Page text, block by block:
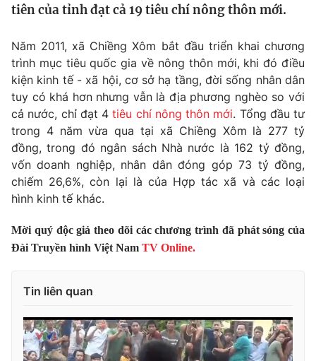
Tin tức
Thế giới đó đây
Câu chuyện quốc tế
Kinh tế
Tài chính
Thị trường
Góc doanh nghiệp
Dữ liệu và đời sống
Truyền hình
Phim VTV
Hậu trường
Nhân vật
Giải sao mai
Giải trí
Âm nhạc
Đời sống
Làm đẹp
Chất lượng cuộc sống
Tuyển sinh
Học trực tuyến
Hitech Công nghệ tương lai
Giao lưu trực tuyến
tiên của tỉnh đạt cả 19 tiêu chí nông thôn mới.
Năm 2011, xã Chiềng Xôm bắt đầu triển khai chương
trình mục tiêu quốc gia về nông thôn mới, khi đó điều
kiện kinh tế - xã hội, cơ sở hạ tầng, đời sống nhân dân
tuy có khá hơn nhưng vẫn là địa phương nghèo so với
cả nước, chỉ đạt 4tiêu chí nông thôn mới. Tổng đầu tư
trong 4 năm vừa qua tại xã Chiềng Xôm là 277 tỷ
đồng, trong đó ngân sách Nhà nước là 162 tỷ đồng,
vốn doanh nghiệp, nhân dân đóng góp 73 tỷ đồng,
chiếm 26,6%, còn lại là của Hợp tác xã và các loại
hình kinh tế khác.
Mời quý độc giả theo dõi các chương trình đã phát sóng của
Đài Truyền hình Việt Nam TV Online.
Tin liên quan